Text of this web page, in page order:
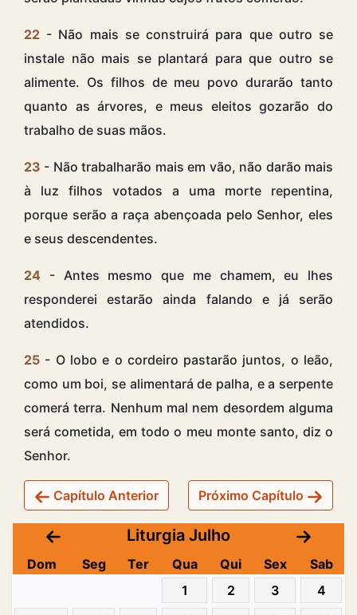
22 - Não mais se construirá para que outro se
instale não mais se plantará para que outro se
alimente. Os filhos de meu povo durarão tanto
quanto as árvores, e meus eleitos gozarão do
trabalho de suas mãos.
23 - Não trabalharão mais em vão, não darão mais
à luz filhos votados a uma morte repentina,
porque serão a raça abençoada pelo Senhor, eles
e seus descendentes.
24 - Antes mesmo que me chamem, eu lhes
responderei estarão ainda falando e já serão
atendidos.
25 - O lobo e o cordeiro pastarão juntos, o leão,
como um boi, se alimentará de palha, e a serpente
comerá terra. Nenhum mal nem desordem alguma
será cometida, em todo o meu monte santo, diz o
Senhor.
Capítulo Anterior Próximo Capítulo
Liturgia Julho
Dom Seg Ter Qua Qui Sex
Sab
1
2 3
4